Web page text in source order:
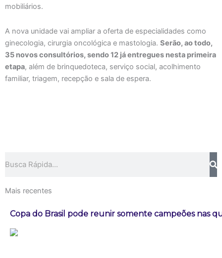
mobiliários.
A nova unidade vai ampliar a oferta de especialidades como
ginecologia, cirurgia oncológica e mastologia. Serão, ao todo,
35 novos consultórios, sendo 12 já entregues nesta primeira
etapa, além de brinquedoteca, serviço social, acolhimento
familiar, triagem, recepção e sala de espera.
Mais recentes
Copa do Brasil pode reunir somente campeões nas